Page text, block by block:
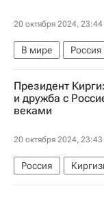
20 октября 2024, 23:44
В мире Россия
Сергей Лавров
Президент
и дружба с
веками
20 октября 2024, 23:43
Россия
Акылбек Жапаров